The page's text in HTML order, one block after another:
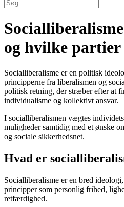
og hvilke partier
Socialliberalisme er en politisk
principperne fra liberalismen og
politisk retning, der stræber efter at
individualisme og kollektivt ansvar.
I socialliberalismen vægtes
muligheder samtidig med et ønske
og sociale sikkerhedsnet.
Hvad er
Socialliberalisme er en bred
principper som personlig frihed,
retfærdighed.